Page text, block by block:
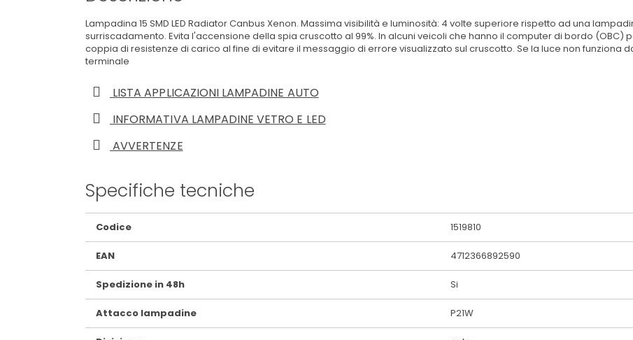
Lampadina 15 SMD LED Radiator Canbus Xenon. Massima visibilità e luminosità: 4 volte superiore rispetto ad una
surriscadamento. Evita l'accensione della spia cruscotto al 99%. In alcuni veicoli che hanno il computer di bordo
coppia di resistenze di carico al fine di evitare il messaggio di errore visualizzato sul cruscotto. Se la luce non funziona
terminale
LISTA APPLICAZIONI LAMPADINE AUTO
INFORMATIVA LAMPADINE VETRO E LED
AVVERTENZE
Specifiche tecniche
Maggiori
Informazioni
Codice 1519810
EAN 4712366892590
Spedizione in 48h Si
Attacco lampadine P21W